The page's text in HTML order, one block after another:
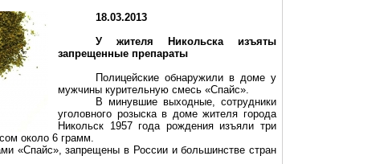
18.03.2013
У жителя Никольска изъяты
запрещенные препараты
Полицейские обнаружили в доме у
мужчины курительную смесь «Спайс».
В минувшие выходные, сотрудники
уголовного розыска в доме жителя города
Никольск 1957 года рождения изъяли три
около 6 грамм.
«Спайс», запрещены в России и большинстве стран